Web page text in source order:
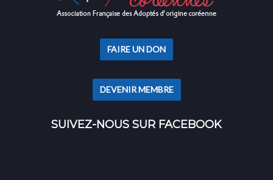
FAIRE UN DON
DEVENIR MEMBRE
SUIVEZ-NOUS SUR FACEBOOK